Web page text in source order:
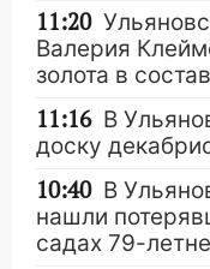
11:20
Валерия
золота в
11:16 В
доску
10:40 В
нашли
садах 79-